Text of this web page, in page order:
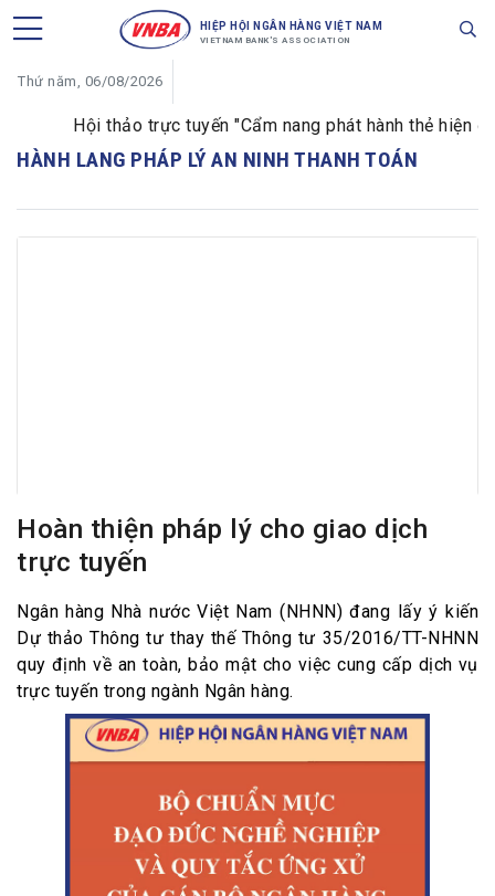
HIỆP HỘI NGÂN HÀNG VIỆT NAM
VIETNAM BANK'S ASSOCIATION
Thứ năm, 06/08/2026
Hội thảo trực tuyến "Cẩm nang phát hành thẻ hiện
HÀNH LANG PHÁP LÝ AN NINH THANH TOÁN
Hoàn thiện pháp lý cho giao dịch
trực tuyến
Ngân hàng Nhà nước Việt Nam (NHNN) đang lấy ý kiến
Dự thảo Thông tư thay thế Thông tư 35/2016/TT-NHNN
quy định về an toàn, bảo mật cho việc cung cấp dịch vụ
trực tuyến trong ngành Ngân hàng.